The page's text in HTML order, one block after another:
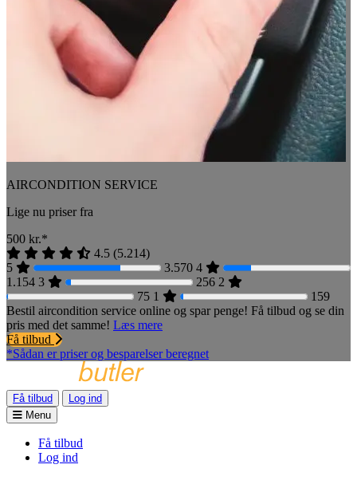
AIRCONDITION SERVICE
Lige nu priser fra
500 kr.*
4.5 (5.214)
5
3.570 4
1.154 3 256 2
75 1
159
Bestil aircondition service online og spar penge! Få tilbud og se din
pris med det samme! Læs mere
Få tilbud
*Sådan er priser og besparelser beregnet
Få tilbud
Log ind
Menu
Få tilbud
Log ind